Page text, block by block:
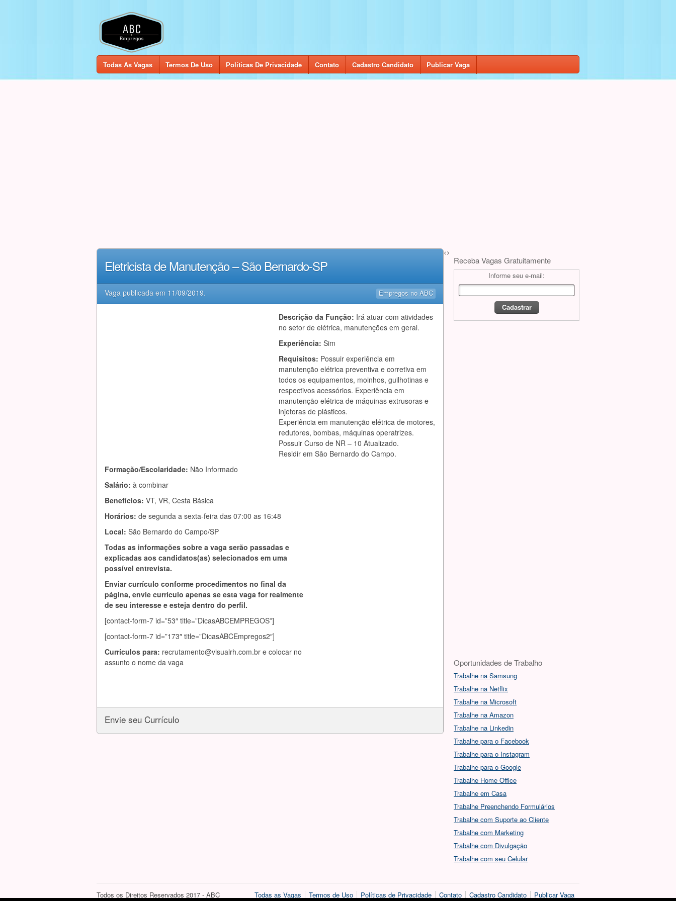
Todas As Vagas Termos De Uso Políticas De Privacidade Contato Cadastro Candidato Publicar Vaga
<>
Eletricista de Manutenção – São Bernardo-SP
Empregos no ABC
Vaga publicada em 11/09/2019.
Descrição da Função: Irá atuar com atividades
no setor de elétrica, manutenções em geral.
Experiência: Sim
Requisitos: Possuir experiência em
manutenção elétrica preventiva e corretiva em
todos os equipamentos, moinhos, guilhotinas e
respectivos acessórios. Experiência em
manutenção elétrica de máquinas extrusoras e
injetoras de plásticos.
Experiência em manutenção elétrica de motores,
redutores, bombas, máquinas operatrizes.
Possuir Curso de NR – 10 Atualizado.
Residir em São Bernardo do Campo.
Formação/Escolaridade: Não Informado
Salário: à combinar
Benefícios: VT, VR, Cesta Básica
Horários: de segunda a sexta-feira das 07:00 as 16:48
Local: São Bernardo do Campo/SP
Todas as informações sobre a vaga serão passadas e
explicadas aos candidatos(as) selecionados em uma
possível entrevista.
Enviar currículo conforme procedimentos no final da
página, envie currículo apenas se esta vaga for realmente
de seu interesse e esteja dentro do perfil.
[contact-form-7 id=”53″ title=”DicasABCEMPREGOS”]
[contact-form-7 id=”173″ title=”DicasABCEmpregos2″]
Currículos para: recrutamento@visualrh.com.br e colocar no
assunto o nome da vaga
Envie seu Currículo
Receba Vagas Gratuitamente
Informe seu e-mail:
Oportunidades de Trabalho
Trabalhe na Samsung
Trabalhe na Netflix
Trabalhe na Microsoft
Trabalhe na Amazon
Trabalhe na Linkedin
Trabalhe para o Facebook
Trabalhe para o Instagram
Trabalhe para o Google
Trabalhe Home Office
Trabalhe em Casa
Trabalhe Preenchendo Formulários
Trabalhe com Suporte ao Cliente
Trabalhe com Marketing
Trabalhe com Divulgação
Trabalhe com seu Celular
Todas as Vagas Termos de Uso Políticas de Privacidade Contato Cadastro Candidato Publicar Vaga
Todos os Direitos Reservados 2017 - ABC